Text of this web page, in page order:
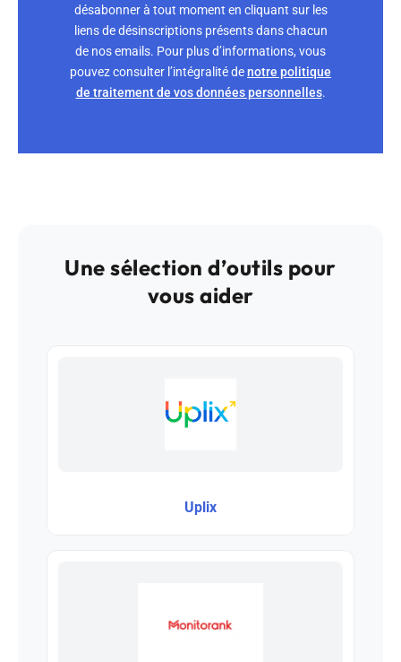
désabonner à tout moment en cliquant sur les
liens de désinscriptions présents dans chacun
de nos emails. Pour plus d’informations, vous
pouvez consulter l’intégralité denotre politique
de traitement de vos données personnelles.
Une sélection d’outils pour
vous aider
Uplix